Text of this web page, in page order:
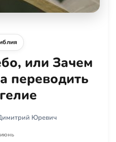
или Зачем
переводить
Юревич